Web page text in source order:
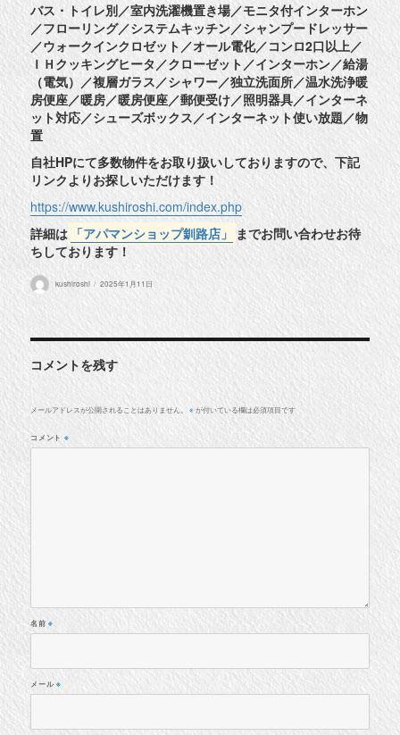
バス・トイレ別／室内洗濯機置き場／モニタ付インターホン
／フローリング／システムキッチン／シャンプードレッサー
／ウォークインクロゼット／オール電化／コンロ2口以上／
ＩＨクッキングヒータ／クローゼット／インターホン／給湯
（電気）／複層ガラス／シャワー／独立洗面所／温水洗浄暖
房便座／暖房／暖房便座／郵便受け／照明器具／インターネ
ット対応／シューズボックス／インターネット使い放題／物
置
自社HPにて多数物件をお取り扱いしておりますので、下記
リンクよりお探しいただけます！
https://www.kushiroshi.com/index.php
詳細は 「アパマンショップ釧路店」 までお問い合わせお待
ちしております！
投
kushiroshi
投
2025年1月11日
コメントを残す
メールアドレスが公開されることはありません。 ※ が付いている欄は必須項目です
コメント ※
名前※
メール ※